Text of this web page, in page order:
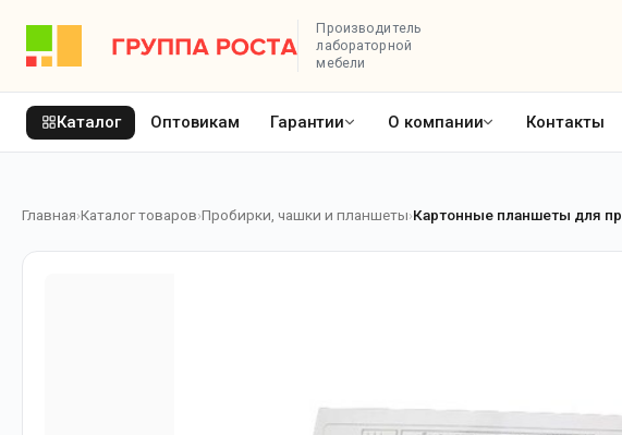
Производитель
лабораторной
мебели
Каталог Оптовикам Гарантии О компании Контакты
Главная Каталог товаров Пробирки, чашки и планшеты Картонные планшеты для